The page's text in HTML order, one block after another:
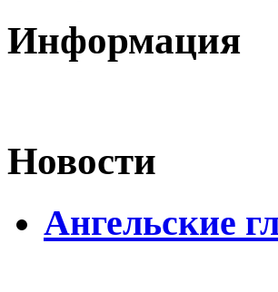
Информация
Новости
Ангельские